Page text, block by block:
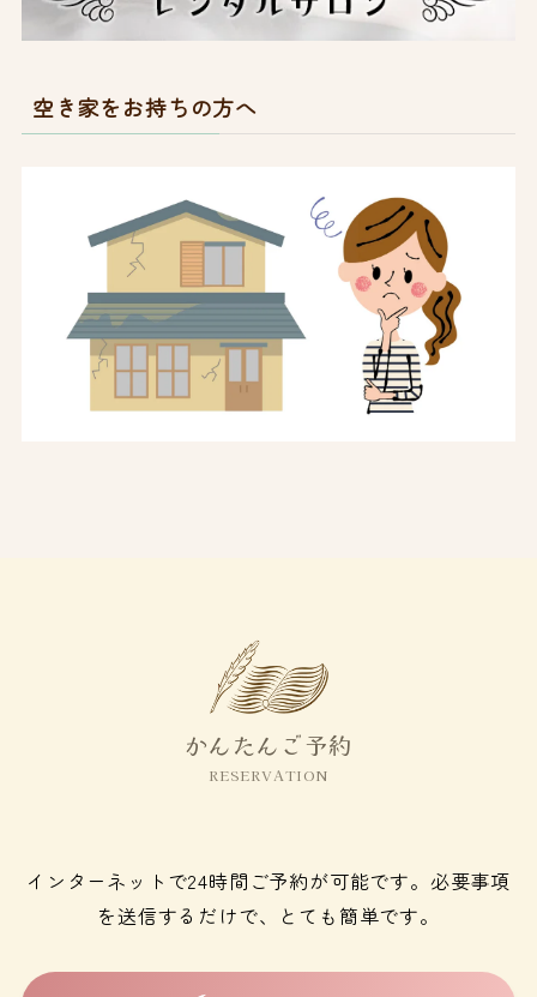
空き家をお持ちの方へ
かんたんご予約
RESERVATION
インターネットで24時間ご予約が可能です。必要事項
を送信するだけで、とても簡単です。